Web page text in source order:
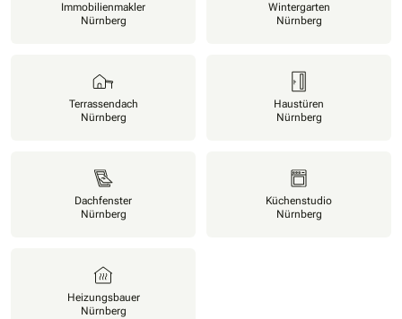
Immobilienmakler
Nürnberg
Wintergarten
Nürnberg
Terrassendach
Nürnberg
Haustüren
Nürnberg
Dachfenster
Nürnberg
Küchenstudio
Nürnberg
Heizungsbauer
Nürnberg